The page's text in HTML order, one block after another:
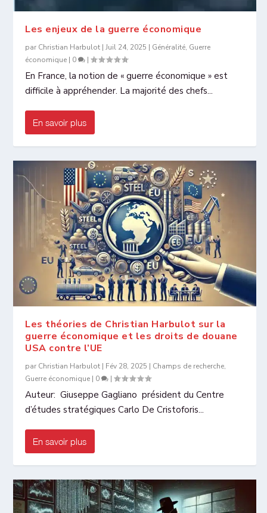
Les enjeux de la guerre économique
par Christian Harbulot |Juil 24, 2025 | Généralité, Guerre
économique | 0 |
En France, la notion de « guerre économique » est
difficile à appréhender. La majorité des chefs...
En savoir plus
Les théories de Christian Harbulot sur la
guerre économique et les droits de douane
USA contre l’UE
par Christian Harbulot | Fév 28, 2025 | Champs de recherche,
Guerre économique | 0 |
Auteur: Giuseppe Gagliano président du Centre
d’études stratégiques Carlo De Cristoforis...
En savoir plus